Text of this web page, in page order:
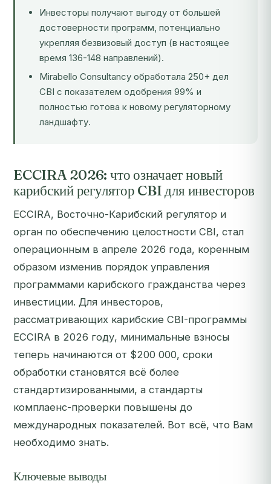
Инвесторы получают выгоду от большей
достоверности программ, потенциально
укрепляя безвизовый доступ (в настоящее
время 136-148 направлений).
Mirabello Consultancy обработала 250+ дел
CBI с показателем одобрения 99% и
полностью готова к новому регуляторному
ландшафту.
ECCIRA 2026: что означает новый
карибский регулятор CBI для инвесторов
ECCIRA, Восточно-Карибский регулятор и
орган по обеспечению целостности CBI, стал
операционным в апреле 2026 года, коренным
образом изменив порядок управления
программами карибского гражданства через
инвестиции. Для инвесторов,
рассматривающих карибские CBI-программы
ECCIRA в 2026 году, минимальные взносы
теперь начинаются от $200 000, сроки
обработки становятся всё более
стандартизированными, а стандарты
комплаенс-проверки повышены до
международных показателей. Вот всё, что Вам
необходимо знать.
Ключевые выводы